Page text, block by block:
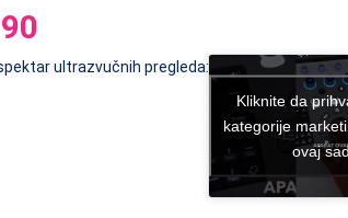
ultrazvučnih pregleda:
Kliknite da
kategorije
ovaj